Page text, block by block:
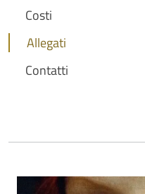
Costi
Allegati
Contatti